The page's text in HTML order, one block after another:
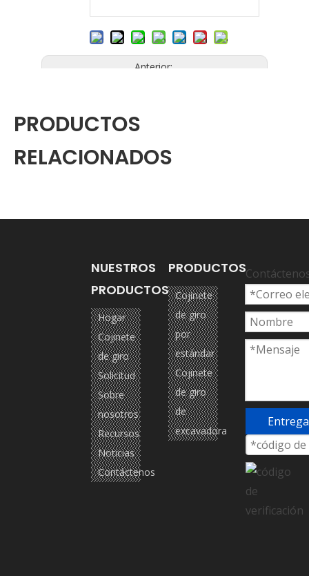
Anterior:
mercado de accesorios
EXCAVADORAS
PRODUCTOS
RELACIONADOS
NUESTROS
PRODUCTOS
Hogar
Cojinete
de giro
Solicitud
Sobre
nosotros
Recursos
Noticias
Contáctenos
PRODUCTOS
Cojinete
de giro
por
estándar
Cojinete
de giro
de
excavadora